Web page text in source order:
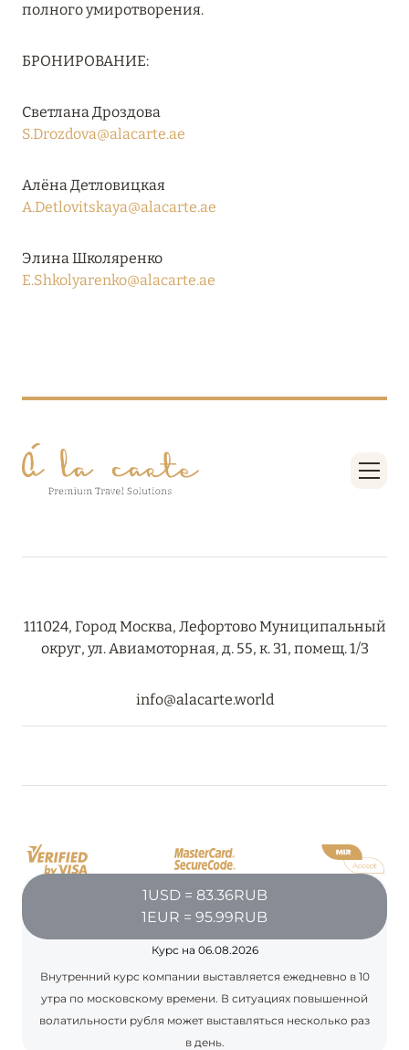
HÔTEL BARRIÈRE LES NEIGES
27 сентября 2024
Подробнее
HÔTEL BARRIÈRE LES NEIGES
ЭКСКЛЮЗИВНО»
Подробнее
Подробнее
Подробнее
30 июля 2024
ONE&ONLY PORTONOVI: В АВГУСТЕ ПО
СПЕЦИАЛЬНЫМ ЦЕНАМ
Подробнее
19 июля 2024
BIJAL: АКТУАЛЬНЫЕ СПЕЦИАЛЬНЫЕ
полного умиротворения.
БРОНИРОВАНИЕ:
Светлана Дроздова
S.Drozdova@alacarte.ae
Алёна Детловицкая
A.Detlovitskaya@alacarte.ae
Элина Школяренко
E.Shkolyarenko@alacarte.ae
111024, Город Москва, Лефортово Муниципальный
округ, ул. Авиамоторная, д. 55, к. 31, помещ. 1/3
info@alacarte.world
1USD = 83.36RUB
1EUR = 95.99RUB
Курс на 06.08.2026
Внутренний курс компании выставляется ежедневно в 10
утра по московскому времени. В ситуациях повышенной
волатильности рубля может выставляться несколько раз
в день.